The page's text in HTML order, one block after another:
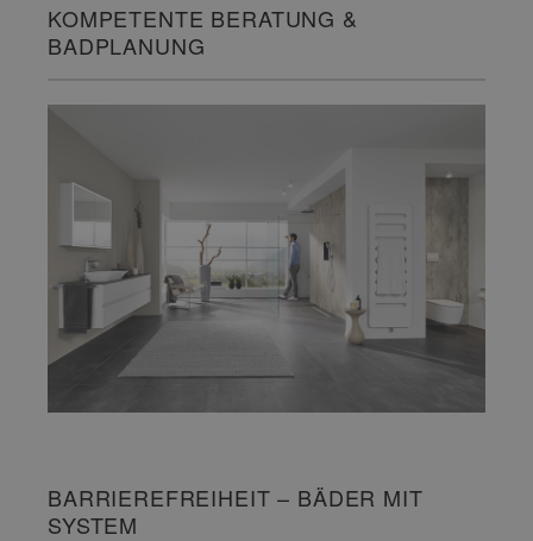
KOMPETENTE BERATUNG &
BADPLANUNG
BARRIEREFREIHEIT – BÄDER MIT
SYSTEM